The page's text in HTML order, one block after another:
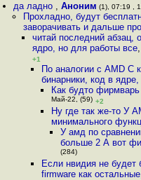
да ладно ,Аноним (1), 07:19 ,
Прохладно, будут
заворачивать и дальше про
читай последний
ядро, но для работы все,
+1
По аналогии с AMD С
бинарники, код в ядре,
Как будто
Май-22, (59) +2
Ну где так же-то У
минимального
У амд по
больше 2 А вот
(284)
Если нвидия не будет
firmware как